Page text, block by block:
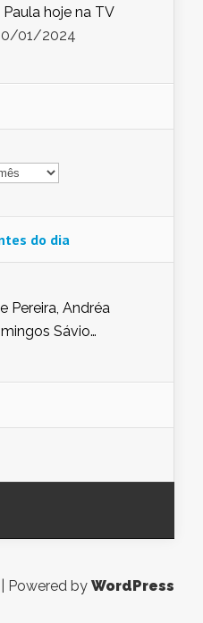
hoje na TV
01/2024
do dia
Pereira, Andréa
Sávio
Fátima Peixoto,
Kátia Mesel,
| Powered by WordPress